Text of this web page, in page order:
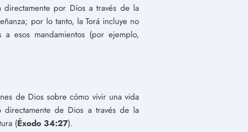
por Dios a través de la
por lo tanto, la Torá incluye no
a esos mandamientos (por ejemplo,
de Dios sobre cómo vivir una vida
de Dios a través de la
(Éxodo 34:27).